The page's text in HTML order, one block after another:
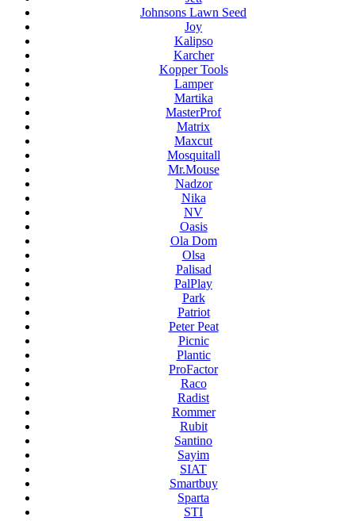
Johnsons Lawn Seed
Joy
Kalipso
Karcher
Kopper Tools
Lamper
Martika
MasterProf
Matrix
Maxcut
Mosquitall
Mr.Mouse
Nadzor
Nika
NV
Oasis
Ola Dom
Olsa
Palisad
PalPlay
Park
Patriot
Peter Peat
Picnic
Plantic
ProFactor
Raco
Radist
Rommer
Rubit
Santino
Sayim
SIAT
Smartbuy
Sparta
STI